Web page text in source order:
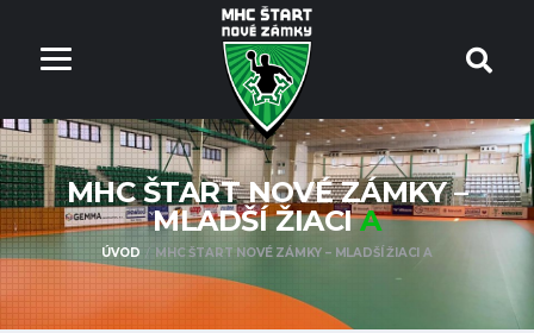
MHC ŠTART NOVÉ ZÁMKY –
MLADŠÍ ŽIACIA
ÚVOD MHC ŠTART NOVÉ ZÁMKY – MLADŠÍ ŽIACI A